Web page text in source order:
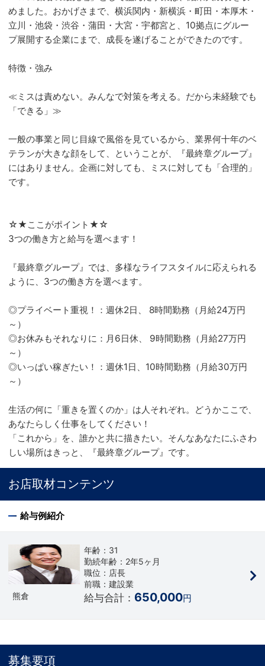
めました。おかげさまで、横浜関内・新横浜・町田・本厚木・
立川・池袋・渋谷・蒲田・大宮・宇都宮と、10拠点にグルー
プ展開する企業にまで、成長を遂げることができたのです。
特徴・強み
≪ミスは責めない。みんなで対策を考える。だから未経験でも
「できる」≫
一般の事業と同じ目線で風俗を見ているから、業界何十年のベ
テランが大きな顔をして、ということが、『最終章グループ』
にはありません。企画に対しても、ミスに対しても「合理的」
です。
☆★ここがポイント★☆
3つの働き方と給与を選べます！
『最終章グループ』では、多様なライフスタイルに応えられる
ように、3つの働き方を選べます。
◎プライベート重視！：週休2日、 8時間勤務（月給24万円
～）
◎お休みもそれなりに：月6日休、 9時間勤務（月給27万円
～）
◎いっぱい稼ぎたい！：週休1日、10時間勤務（月給30万円
～）
生活の何に「重きを置くのか」は人それぞれ。どうかここで、
あなたらしく仕事をしてください！
「これから」を、誰かと共に描きたい。そんなあなたにふさわ
しい場所はきっと、『最終章グループ』です。
お店取材コンテンツ
給与例紹介
熊倉
年齢：31
勤続年齢：2年5ヶ月
職位：店長
前職：建設業
給与合計： 650,000円
募集要項